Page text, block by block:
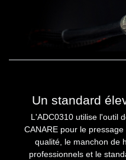
Un standard
L'ADC0310 utilise l'outil
CANARE pour le
qualité, le manchon de
professionnels et le